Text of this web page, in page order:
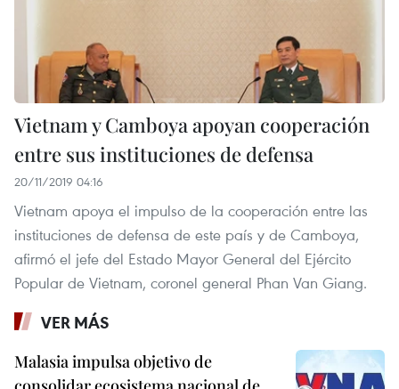
Vietnam y Camboya apoyan cooperación
entre sus instituciones de defensa
20/11/2019 04:16
Vietnam apoya el impulso de la cooperación entre las
instituciones de defensa de este país y de Camboya,
afirmó el jefe del Estado Mayor General del Ejército
Popular de Vietnam, coronel general Phan Van Giang.
VER MÁS
Malasia impulsa objetivo de